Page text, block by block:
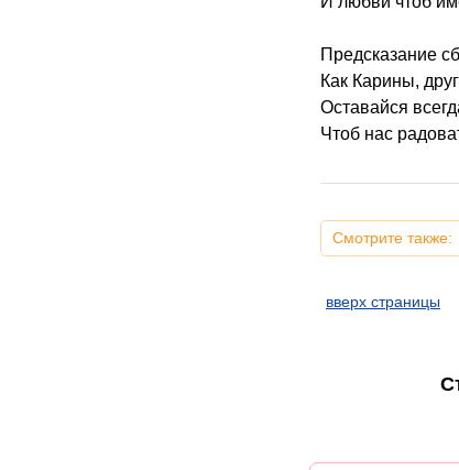
Предсказание
Как Карины,
Оставайся
Чтоб нас
Смотрите также:
вверх страницы